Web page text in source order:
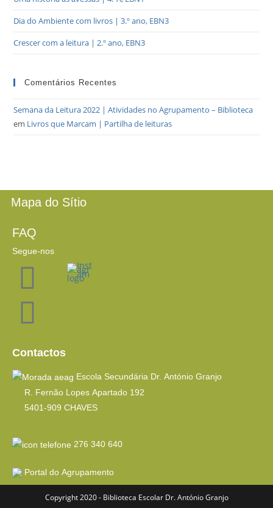
Dia do Ambiente com livros | 3.º ano, EBN3
Crescer com a leitura | 2.º ano, EBN3
Comentários Recentes
Semana da Leitura 2022 | Atividades no Agrupamento – Biblioteca
em Livros que Marcam | Partilha de leituras
Mapa do Sítio
FAQ
Segue-nos
Contactos
Escola Secundária Dr. António Granjo
R. Fernão Lopes Apartado 192
5401-909 CHAVES
276 340 640
Portal do Agrupamento
Copyright 2020 - Biblioteca Escolar Dr. António Granjo